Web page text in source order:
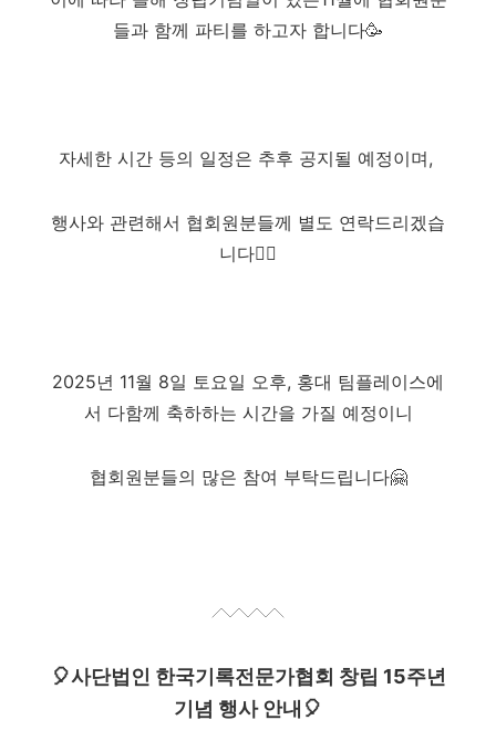
들과 함께 파티를 하고자 합니다🥳
자세한 시간 등의 일정은 추후 공지될 예정이며,
행사와 관련해서 협회원분들께 별도 연락드리겠습
니다❤️‍🔥
2025년 11월 8일 토요일 오후, 홍대 팀플레이스에
서 다함께 축하하는 시간을 가질 예정이니
협회원분들의 많은 참여 부탁드립니다🤗
🎈사단법인 한국기록전문가협회 창립 15주년
기념 행사 안내🎈